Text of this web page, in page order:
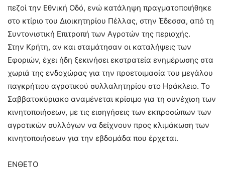
πεζοί την Εθνική Οδό, ενώ κατάληψη πραγματοποιήθηκε
στο κτίριο του Διοικητηρίου Πέλλας, στην Έδεσσα, από τη
Συντονιστική Επιτροπή των Αγροτών της περιοχής.
Στην Κρήτη, αν και σταμάτησαν οι καταλήψεις των
Εφοριών, έχει ήδη ξεκινήσει εκστρατεία ενημέρωσης στα
χωριά της ενδοχώρας για την προετοιμασία του μεγάλου
παγκρήτιου αγροτικού συλλαλητηρίου στο Ηράκλειο. Το
Σαββατοκύριακο αναμένεται κρίσιμο για τη συνέχιση των
κινητοποιήσεων, με τις εισηγήσεις των εκπροσώπων των
αγροτικών συλλόγων να δείχνουν προς κλιμάκωση των
κινητοποιήσεων για την εβδομάδα που έρχεται.
ΕΝΘΕΤΟ